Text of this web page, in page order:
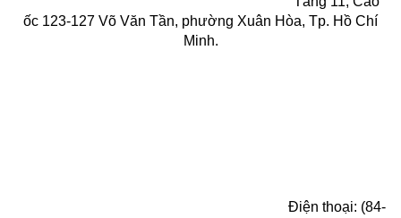
ốc 123-127 Võ Văn Tần, phường Xuân Hòa, Tp. Hồ Chí
Minh.
Điện thoại: (84-